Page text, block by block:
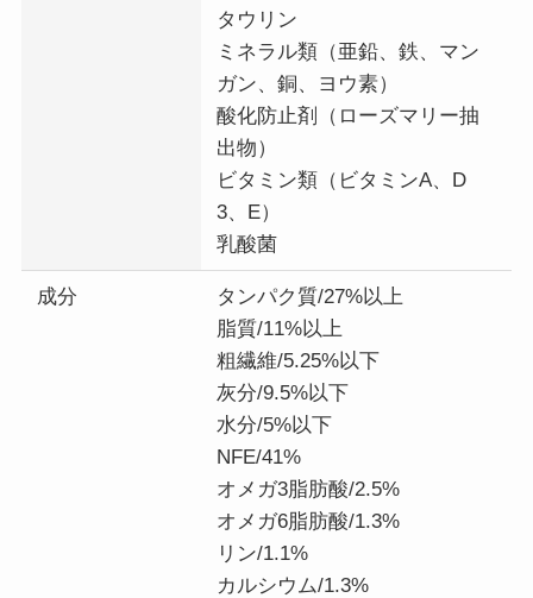
タウリン
ミネラル類（亜鉛、鉄、マン
ガン、銅、ヨウ素）
酸化防止剤（ローズマリー抽
出物）
ビタミン類（ビタミンA、D
3、E）
乳酸菌
成分
タンパク質/27%以上
脂質/11%以上
粗繊維/5.25%以下
灰分/9.5%以下
水分/5%以下
NFE/41%
オメガ3脂肪酸/2.5%
オメガ6脂肪酸/1.3%
リン/1.1%
カルシウム/1.3%